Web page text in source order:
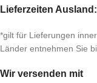
Lieferzeiten Ausland:
*gilt für Lieferungen
Länder entnehmen Sie
Wir versenden mit